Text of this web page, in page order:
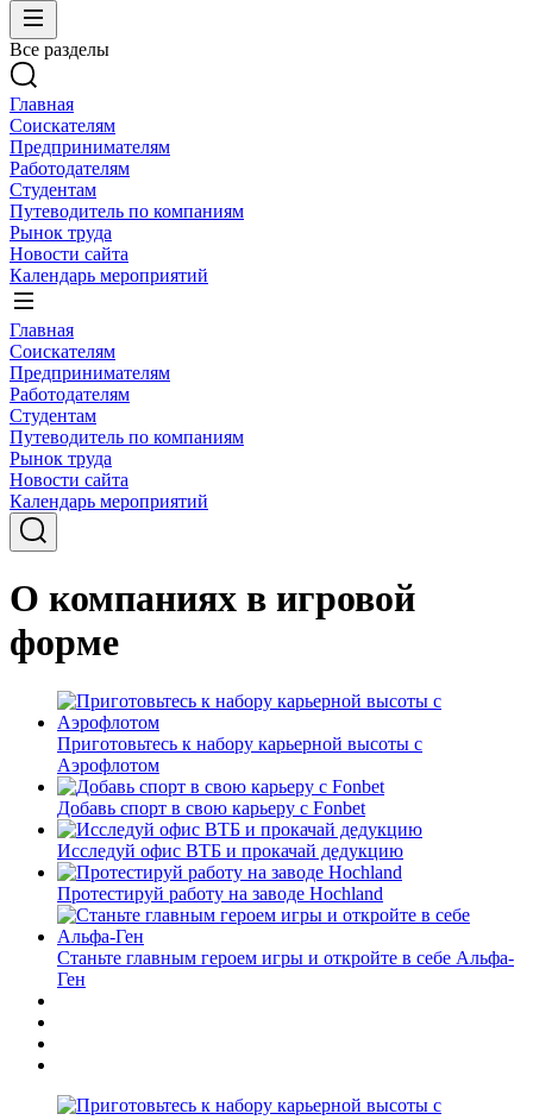
Все разделы
Главная
Соискателям
Предпринимателям
Работодателям
Студентам
Путеводитель по компаниям
Рынок труда
Новости сайта
Календарь мероприятий
Главная
Соискателям
Предпринимателям
Работодателям
Студентам
Путеводитель по компаниям
Рынок труда
Новости сайта
Календарь мероприятий
О компаниях в игровой
форме
Приготовьтесь к набору карьерной высоты с
Аэрофлотом
Добавь спорт в свою карьеру с Fonbet
Исследуй офис ВТБ и прокачай дедукцию
Протестируй работу на заводе Hochland
Станьте главным героем игры и откройте в себе Альфа-
Ген